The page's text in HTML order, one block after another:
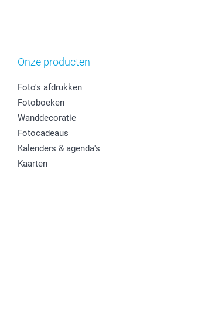
Onze producten
Foto's afdrukken
Fotoboeken
Wanddecoratie
Fotocadeaus
Kalenders & agenda's
Kaarten